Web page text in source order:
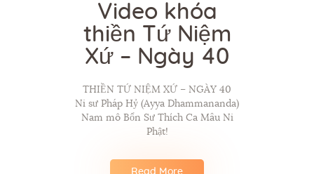
Video khóa
thiền Tứ Niệm
Xứ – Ngày 40
THIỀN TỨ NIỆM XỨ – NGÀY 40
Ni sư Pháp Hỷ (Ayya Dhammananda)
Nam mô Bổn Sư Thích Ca Mâu Ni
Phật!
Read More